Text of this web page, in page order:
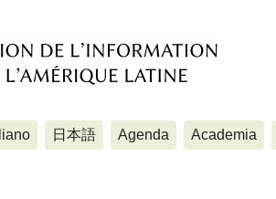
日本語 Agenda Academia